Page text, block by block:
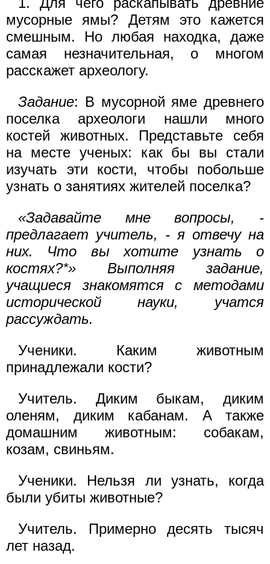
мусорные ямы? Детям это кажется
смешным. Но любая находка, даже
самая незначительная, о многом
расскажет археологу.
Задание: В мусорной яме древнего
поселка археологи нашли много
костей животных. Представьте себя
на месте ученых: как бы вы стали
изучать эти кости, чтобы побольше
узнать о занятиях жителей поселка?
«Задавайте мне вопросы, -
предлагает учитель, - я отвечу на
них. Что вы хотите узнать о
костях?*» Выполняя задание,
учащиеся знакомятся с методами
исторической науки, учатся
рассуждать.
Ученики. Каким животным
принадлежали кости?
Учитель. Диким быкам, диким
оленям, диким кабанам. А также
домашним животным: собакам,
козам, свиньям.
Ученики. Нельзя ли узнать, когда
были убиты животные?
Учитель. Примерно десять тысяч
лет назад.